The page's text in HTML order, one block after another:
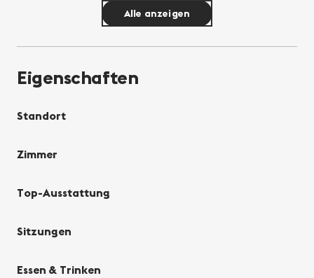
Alle anzeigen
Eigenschaften
Standort
Zimmer
Top-Ausstattung
Sitzungen
Essen & Trinken